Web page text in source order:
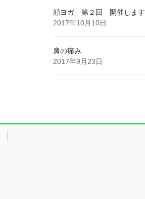
顔ヨガ 第２回 開催します
2017年10月10日
肩の痛み
2017年9月23日